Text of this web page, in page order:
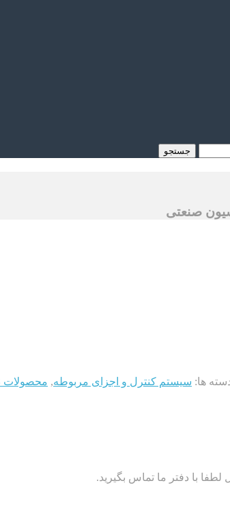
جستجو
صنعتی
ها: سیستم کنترل و اجزای مربوطه, محصولات SIEMENS
با دفتر ما تماس بگیرید.